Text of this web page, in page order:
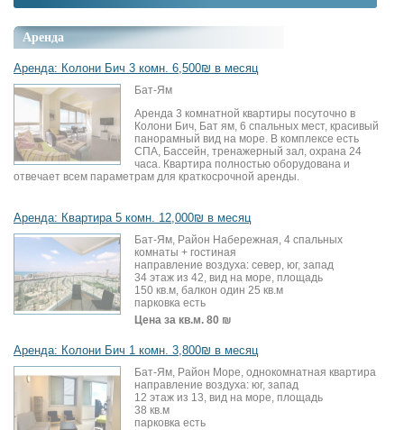
Аренда
Аренда: Колони Бич 3 комн. 6,500₪ в месяц
Бат-Ям
Аренда 3 комнатной квартиры посуточно в
Колони Бич, Бат ям, 6 спальных мест, красивый
панорамный вид на море. В комплексе есть
СПА, Бассейн, тренажерный зал, охрана 24
часа. Квартира полностью оборудована и
отвечает всем параметрам для краткосрочной аренды.
Аренда: Квартира 5 комн. 12,000₪ в месяц
Бат-Ям, Район Набережная, 4 спальных
комнаты + гостиная
направление воздуха: север, юг, запад
34 этаж из 42, вид на море, площадь
150 кв.м, балкон один 25 кв.м
парковка есть
Цена за кв.м. 80 ₪
Аренда: Колони Бич 1 комн. 3,800₪ в месяц
Бат-Ям, Район Море, однокомнатная квартира
направление воздуха: юг, запад
12 этаж из 13, вид на море, площадь
38 кв.м
парковка есть